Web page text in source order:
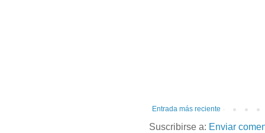
Entrada más reciente
Suscribirse a: Enviar